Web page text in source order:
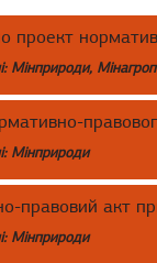
проект
Мінприроди,
Мінприроди
правовий акт
Мінприроди